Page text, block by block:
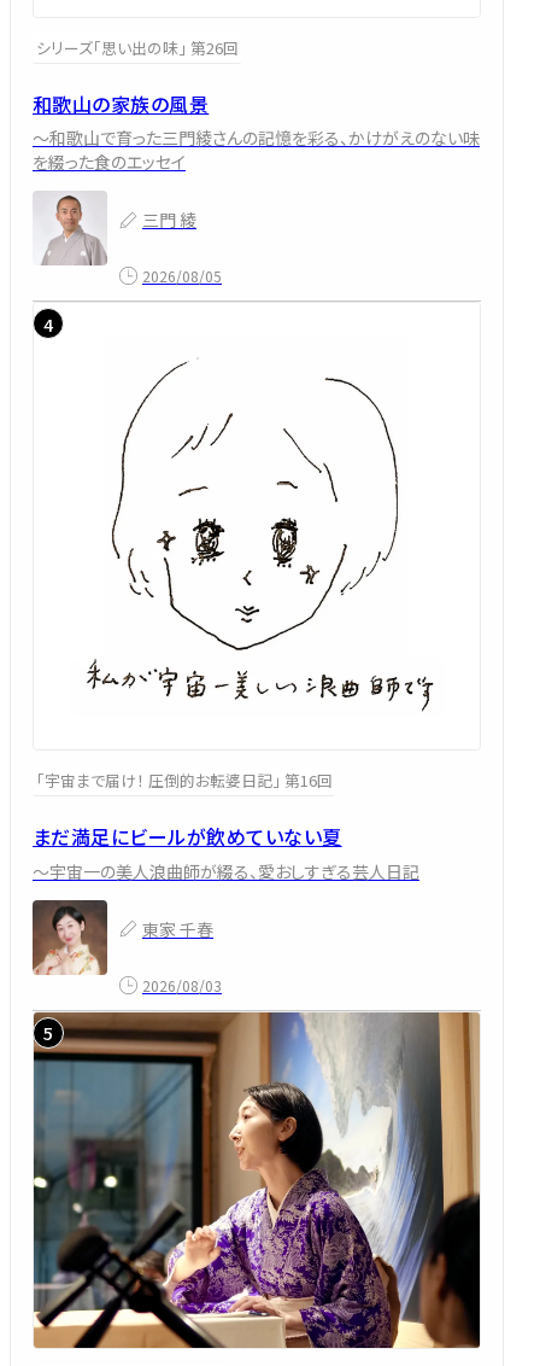
シリーズ「思い出の味」 第26回
和歌山の家族の風景
～和歌山で育った三門綾さんの記憶を彩る、かけがえのない味
を綴った食のエッセイ
三門 綾
2026/08/05
「宇宙まで届け！ 圧倒的お転婆日記」 第16回
まだ満足にビールが飲めていない夏
～宇宙一の美人浪曲師が綴る、愛おしすぎる芸人日記
東家 千春
2026/08/03